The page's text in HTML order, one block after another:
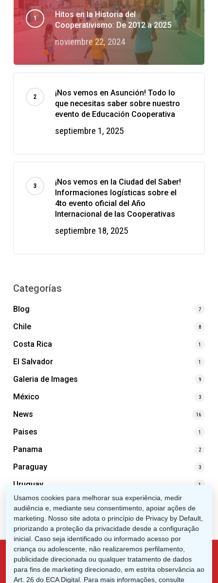
Hitos en la Historia del
Cooperativismo: De 2012 a 2025
noviembre 22, 2024
¡Nos vemos en Asunción! Todo lo
que necesitas saber sobre nuestro
evento de Educación Cooperativa
septiembre 1, 2025
¡Nos vemos en la Ciudad del Saber!
Informaciones logísticas sobre el
4to evento oficial del Año
Internacional de las Cooperativas
septiembre 18, 2025
Categorías
Blog 7
Chile 8
Costa Rica 1
El Salvador 1
Galeria de Images 9
México 3
News 16
Paises 1
Panama 2
Paraguay 3
Uruguay 1
x- facebook linkedin instagram
Usamos cookies para melhorar sua experiência, medir
audiência e, mediante seu consentimento, apoiar ações de
marketing. Nosso site adota o princípio de Privacy by Default,
priorizando a proteção da privacidade desde a configuração
inicial. Caso seja identificado ou informado acesso por
criança ou adolescente, não realizaremos perfilamento,
publicidade direcionada ou qualquer tratamento de dados
para fins de marketing direcionado, em estrita observância ao
Art. 26 do ECA Digital. Para mais informações, consulte